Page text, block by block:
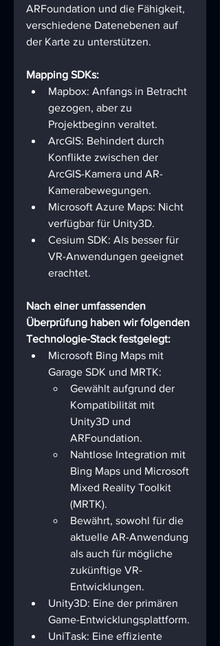
ARFoundation und die Fähigkeit,
verschiedene Datenebenen auf
der Karte zu unterstützen.
Mapping SDKs:
Mapbox: Anfangs in Betracht
gezogen, aber zu
Projektbeginn veraltet.
ArcGIS: Behindert durch
Konflikte zwischen der
ArcGIS-Kamera und AR-
Kamerabewegungen.
Microsoft Azure Maps: Nicht
verfügbar für Unity3D.
Cesium SDK: Als besser für
VR-Anwendungen geeignet
erachtet.
Nach einer umfassenden
Überprüfung haben wir folgenden
Technologie-Stack festgelegt:
Microsoft Bing Maps mit
Garage SDK und MRTK:
Gewählt aufgrund der
Kompatibilität mit
Unity3D und
ARFoundation.
Nahtlose Integration mit
Bing Maps und Microsoft
Mixed Reality Toolkit
(MRTK).
Bewährt, sowohl für die
aktuelle AR-Anwendung
als auch für mögliche
zukünftige VR-
Entwicklungen.
Unity3D: Eine der primären
Game-Entwicklungsplattform.
UniTask: Eine effiziente